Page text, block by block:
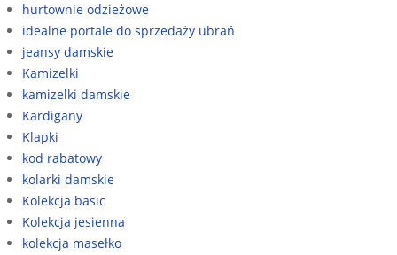
hurtownie odzieżowe
idealne portale do sprzedaży ubrań
jeansy damskie
Kamizelki
kamizelki damskie
Kardigany
Klapki
kod rabatowy
kolarki damskie
Kolekcja basic
Kolekcja jesienna
kolekcja masełko